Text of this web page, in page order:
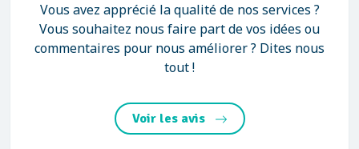
Vous avez apprécié la qualité de nos services ?
Vous souhaitez nous faire part de vos idées ou
commentaires pour nous améliorer ? Dites nous
tout !
Voir les avis